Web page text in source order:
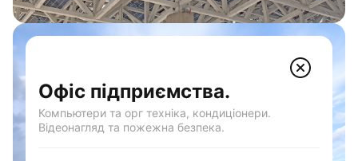
Офіс підприємства.
Компьютери та орг техніка, кондиціонери.
Відеонагляд та пожежна безпека.